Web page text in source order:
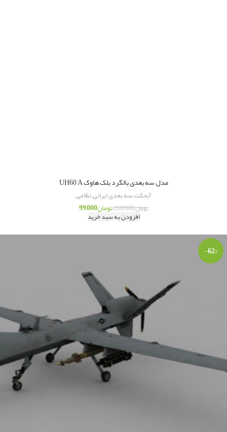
مدل سه بعدی بالگرد بلک هاوک UH60 A
آبجکت سه بعدی ایرانی,نظامی
تومان260,000تومان99,000
افزودن به سبد خرید
-62%